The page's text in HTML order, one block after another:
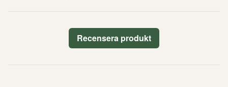
Recensera produkt